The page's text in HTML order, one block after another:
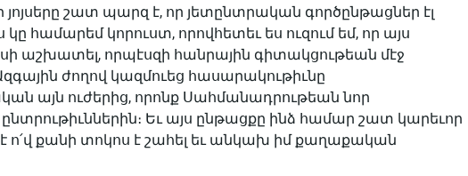
շատ պարզ է, որ յետընտրական գործընթացներ էլ
համարեմ կորուստ, որովհետեւ ես ուզում եմ, որ այս
աշխատել, որպէսզի հանրային գիտակցութեան մէջ
ժողով կազմուեց հասարակութիւնը
այն ուժերից, որոնք Սահմանադրութեան նոր
Եւ այս ընթացքը ինձ համար շատ կարեւոր
ո՛վ քանի տոկոս է շահել եւ անկախ իմ քաղաքական